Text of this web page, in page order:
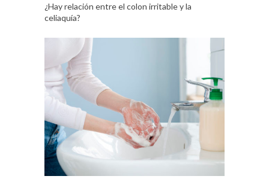
¿Hay relación entre el colon irritable y la
celiaquía?